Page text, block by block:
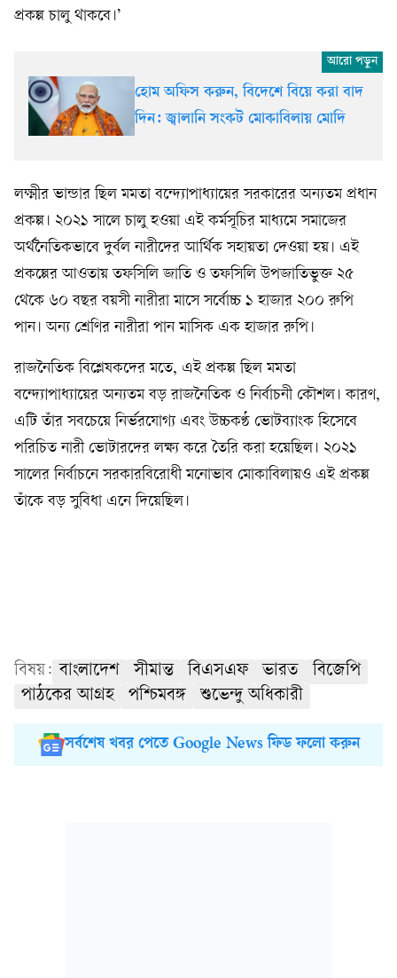
প্রকল্প চালু থাকবে।’
হোম অফিস করুন, বিদেশে বিয়ে করা বাদ
দিন: জ্বালানি সংকট মোকাবিলায় মোদি
লক্ষ্মীর ভান্ডার ছিল মমতা বন্দ্যোপাধ্যায়ের সরকারের অন্যতম প্রধান
প্রকল্প। ২০২১ সালে চালু হওয়া এই কর্মসূচির মাধ্যমে সমাজের
অর্থনৈতিকভাবে দুর্বল নারীদের আর্থিক সহায়তা দেওয়া হয়। এই
প্রকল্পের আওতায় তফসিলি জাতি ও তফসিলি উপজাতিভুক্ত ২৫
থেকে ৬০ বছর বয়সী নারীরা মাসে সর্বোচ্চ ১ হাজার ২০০ রুপি
পান। অন্য শ্রেণির নারীরা পান মাসিক এক হাজার রুপি।
রাজনৈতিক বিশ্লেষকদের মতে, এই প্রকল্প ছিল মমতা
বন্দ্যোপাধ্যায়ের অন্যতম বড় রাজনৈতিক ও নির্বাচনী কৌশল। কারণ,
এটি তাঁর সবচেয়ে নির্ভরযোগ্য এবং উচ্চকণ্ঠ ভোটব্যাংক হিসেবে
পরিচিত নারী ভোটারদের লক্ষ্য করে তৈরি করা হয়েছিল। ২০২১
সালের নির্বাচনে সরকারবিরোধী মনোভাব মোকাবিলায়ও এই প্রকল্প
তাঁকে বড় সুবিধা এনে দিয়েছিল।
বিষয়: বাংলাদেশ সীমান্ত বিএসএফ ভারত
বিজেপি
পাঠকের আগ্রহ
পশ্চিমবঙ্গ শুভেন্দু অধিকারী
সর্বশেষ খবর পেতে Google News ফিড ফলো করুন